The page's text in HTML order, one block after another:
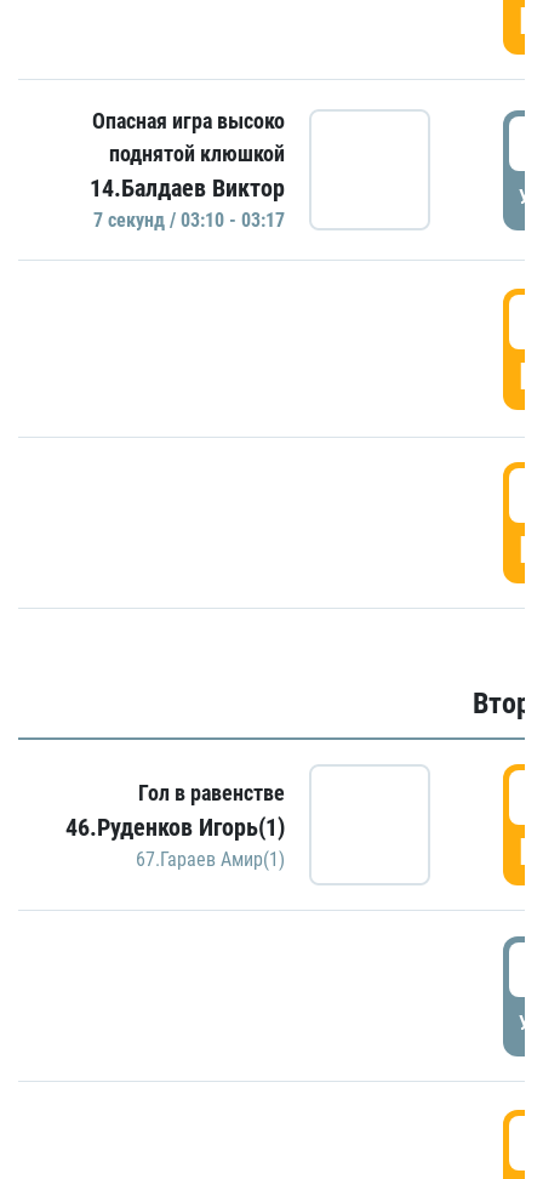
Опасная игра высоко
поднятой клюшкой
14.Балдаев Виктор
7 секунд / 03:10 - 03:17
Гол в равенстве
46.Руденков Игорь(1)
67.Гараев Амир(1)